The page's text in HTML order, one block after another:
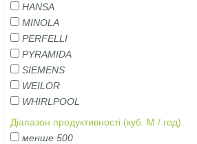
HANSA
MINOLA
PERFELLI
PYRAMIDA
SIEMENS
WEILOR
WHIRLPOOL
Діапазон продуктивності (куб. М / год)
менше 500